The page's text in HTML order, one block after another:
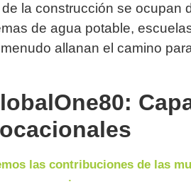
la construcción se ocupan
de agua potable,
allanan el camino
las contribuciones de las